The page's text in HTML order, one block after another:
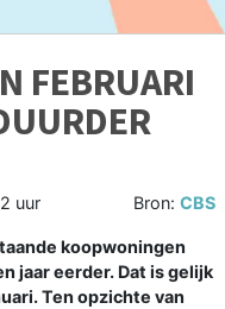
FEBRUARI
uur Bron: CBS
koopwoningen
jaar eerder. Dat is gelijk
Ten opzichte van